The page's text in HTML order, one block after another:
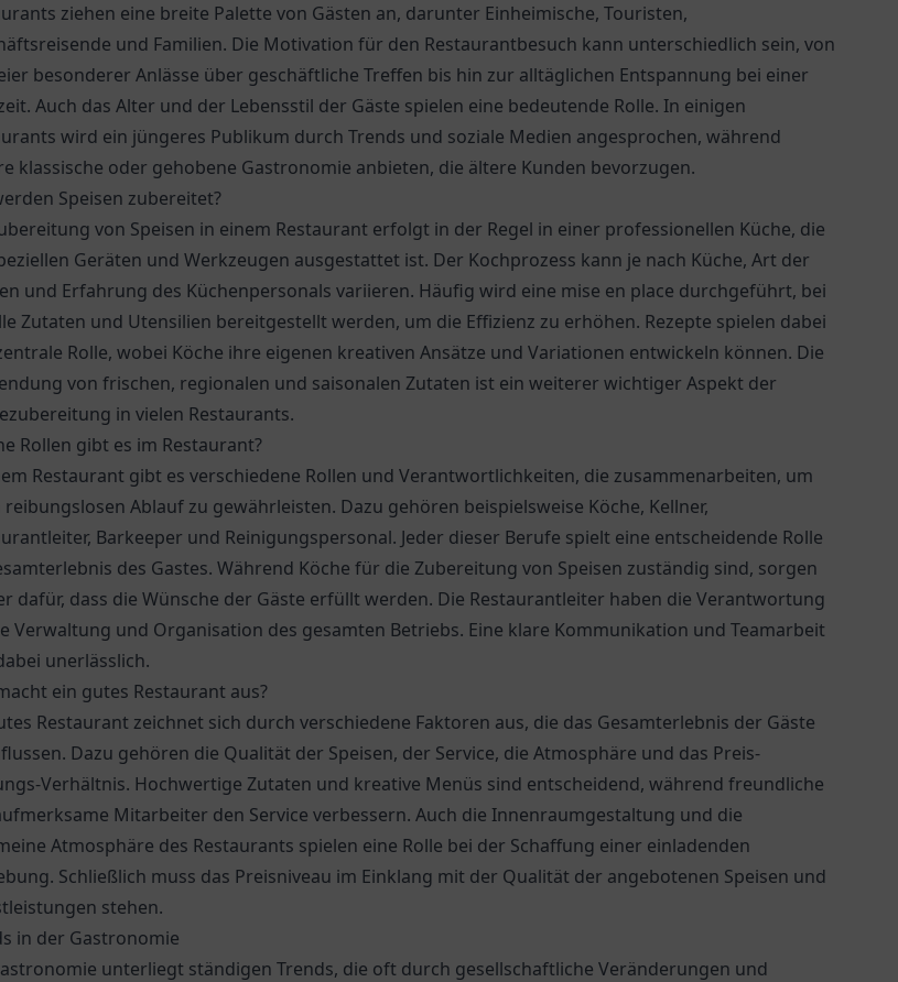
ziehen eine breite Palette von Gästen an, darunter Einheimische, Touristen,
und Familien. Die Motivation für den Restaurantbesuch kann unterschiedlich sein, von
besonderer Anlässe über geschäftliche Treffen bis hin zur alltäglichen Entspannung bei einer
Auch das Alter und der Lebensstil der Gäste spielen eine bedeutende Rolle. In einigen
wird ein jüngeres Publikum durch Trends und soziale Medien angesprochen, während
klassische oder gehobene Gastronomie anbieten, die ältere Kunden bevorzugen.
Speisen zubereitet?
von Speisen in einem Restaurant erfolgt in der Regel in einer professionellen Küche, die
Geräten und Werkzeugen ausgestattet ist. Der Kochprozess kann je nach Küche, Art der
und Erfahrung des Küchenpersonals variieren. Häufig wird eine mise en place durchgeführt, bei
Zutaten und Utensilien bereitgestellt werden, um die Effizienz zu erhöhen. Rezepte spielen dabei
Rolle, wobei Köche ihre eigenen kreativen Ansätze und Variationen entwickeln können. Die
von frischen, regionalen und saisonalen Zutaten ist ein weiterer wichtiger Aspekt der
in vielen Restaurants.
Rollen gibt es im Restaurant?
Restaurant gibt es verschiedene Rollen und Verantwortlichkeiten, die zusammenarbeiten, um
reibungslosen Ablauf zu gewährleisten. Dazu gehören beispielsweise Köche, Kellner,
Barkeeper und Reinigungspersonal. Jeder dieser Berufe spielt eine entscheidende Rolle
des Gastes. Während Köche für die Zubereitung von Speisen zuständig sind, sorgen
dafür, dass die Wünsche der Gäste erfüllt werden. Die Restaurantleiter haben die Verantwortung
Verwaltung und Organisation des gesamten Betriebs. Eine klare Kommunikation und Teamarbeit
unerlässlich.
ein gutes Restaurant aus?
Restaurant zeichnet sich durch verschiedene Faktoren aus, die das Gesamterlebnis der Gäste
Dazu gehören die Qualität der Speisen, der Service, die Atmosphäre und das Preis-
Verhältnis. Hochwertige Zutaten und kreative Menüs sind entscheidend, während freundliche
Mitarbeiter den Service verbessern. Auch die Innenraumgestaltung und die
Atmosphäre des Restaurants spielen eine Rolle bei der Schaffung einer einladenden
Schließlich muss das Preisniveau im Einklang mit der Qualität der angebotenen Speisen und
stehen.
in der Gastronomie
unterliegt ständigen Trends, die oft durch gesellschaftliche Veränderungen und